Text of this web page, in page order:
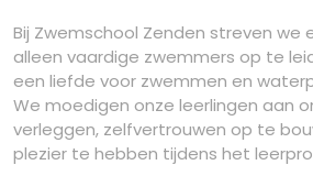
Bij Zwemschool Zenden streven we
alleen vaardige zwemmers op te
een liefde voor zwemmen en
We moedigen onze leerlingen aan
verleggen, zelfvertrouwen op te
plezier te hebben tijdens het